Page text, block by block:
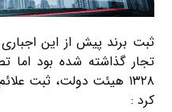
ثبت برند پیش از این
۱۳۲۸ هیئت دولت، ثبت
کرد :